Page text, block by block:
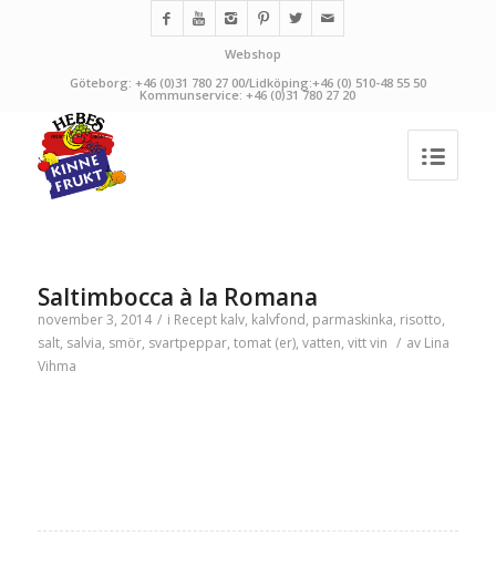
Webshop
Göteborg: +46 (0)31 780 27 00/Lidköping:+46 (0) 510-48 55 50
Kommunservice: +46 (0)31 780 27 20
Saltimbocca à la Romana
november 3, 2014 / i Recept kalv, kalvfond, parmaskinka, risotto,
salt, salvia, smör, svartpeppar, tomat (er), vatten, vitt vin / av Lina
Vihma